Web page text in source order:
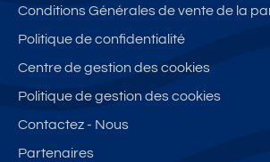
Conditions Générales de vente de la
Politique de confidentialité
Centre de gestion des cookies
Politique de gestion des cookies
Contactez - Nous
Partenaires